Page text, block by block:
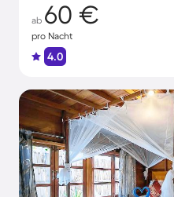
ab 60 €
pro Nacht
4.0